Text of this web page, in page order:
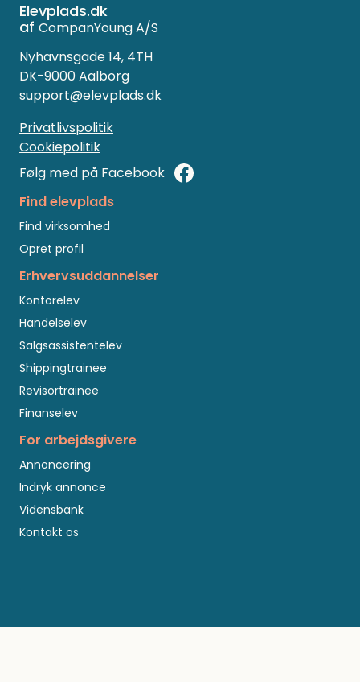
Elevplads.dk
af CompanYoung A/S
Nyhavnsgade 14, 4TH
DK-9000 Aalborg
support@elevplads.dk
Privatlivspolitik
Cookiepolitik
Følg med på Facebook
Find elevplads
Find virksomhed
Opret profil
Erhvervsuddannelser
Kontorelev
Handelselev
Salgsassistentelev
Shippingtrainee
Revisortrainee
Finanselev
For arbejdsgivere
Annoncering
Indryk annonce
Vidensbank
Kontakt os